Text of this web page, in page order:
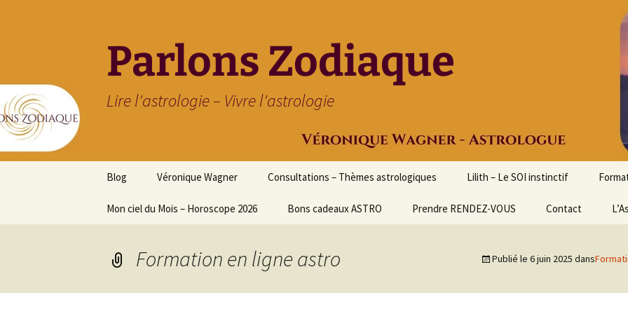
Parlons Zodiaque
Lire l'astrologie – Vivre l'astrologie
contenu
Blog Véronique Wagner Consultations – Thèmes astrologiques Lilith – Le SOI instinctif
Mon ciel du Mois – Horoscope 2026 Bons cadeaux ASTRO Prendre RENDEZ-VOUS Contact
Formation en ligne astro Publié le 6 juin 2025 dans